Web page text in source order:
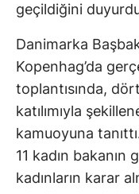
geçildiğini
Danimarka
Kopenhag’da
toplantısında,
katılımıyla
kamuoyuna
11 kadın bakanın
kadınların karar